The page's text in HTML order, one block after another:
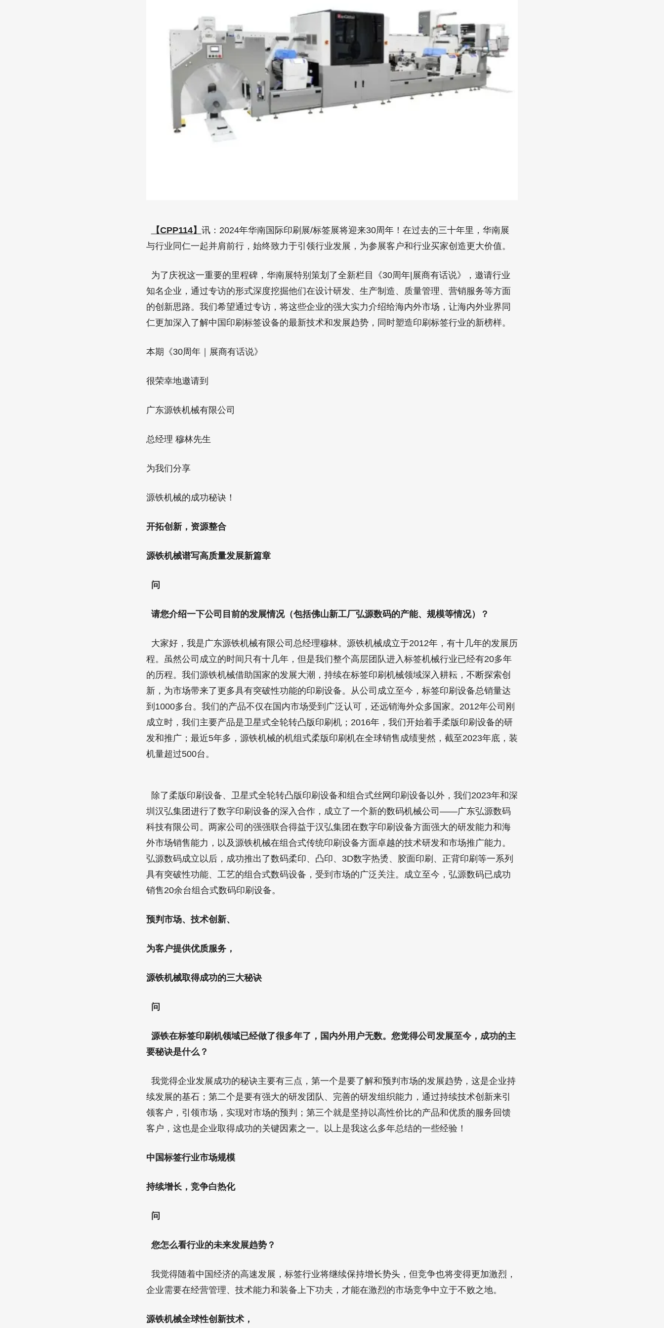
【CPP114】 讯：2024年华南国际印刷展/标签展将迎来30周年！在过去的三十年里，华南展
与行业同仁一起并肩前行，始终致力于引领行业发展，为参展客户和行业买家创造更大价值。
为了庆祝这一重要的里程碑，华南展特别策划了全新栏目《30周年|展商有话说》，邀请行业
知名企业，通过专访的形式深度挖掘他们在设计研发、生产制造、质量管理、营销服务等方面
的创新思路。我们希望通过专访，将这些企业的强大实力介绍给海内外市场，让海内外业界同
仁更加深入了解中国印刷标签设备的最新技术和发展趋势，同时塑造印刷标签行业的新榜样。
本期《30周年｜展商有话说》
很荣幸地邀请到
广东源铁机械有限公司
总经理 穆林先生
为我们分享
源铁机械的成功秘诀！
开拓创新，资源整合
源铁机械谱写高质量发展新篇章
问
请您介绍一下公司目前的发展情况（包括佛山新工厂弘源数码的产能、规模等情况）？
大家好，我是广东源铁机械有限公司总经理穆林。源铁机械成立于2012年，有十几年的发展历
程。虽然公司成立的时间只有十几年，但是我们整个高层团队进入标签机械行业已经有20多年
的历程。我们源铁机械借助国家的发展大潮，持续在标签印刷机械领域深入耕耘，不断探索创
新，为市场带来了更多具有突破性功能的印刷设备。从公司成立至今，标签印刷设备总销量达
到1000多台。我们的产品不仅在国内市场受到广泛认可，还远销海外众多国家。2012年公司刚
成立时，我们主要产品是卫星式全轮转凸版印刷机；2016年，我们开始着手柔版印刷设备的研
发和推广；最近5年多，源铁机械的机组式柔版印刷机在全球销售成绩斐然，截至2023年底，装
机量超过500台。
除了柔版印刷设备、卫星式全轮转凸版印刷设备和组合式丝网印刷设备以外，我们2023年和深
圳汉弘集团进行了数字印刷设备的深入合作，成立了一个新的数码机械公司——广东弘源数码
科技有限公司。两家公司的强强联合得益于汉弘集团在数字印刷设备方面强大的研发能力和海
外市场销售能力，以及源铁机械在组合式传统印刷设备方面卓越的技术研发和市场推广能力。
弘源数码成立以后，成功推出了数码柔印、凸印、3D数字热烫、胶面印刷、正背印刷等一系列
具有突破性功能、工艺的组合式数码设备，受到市场的广泛关注。成立至今，弘源数码已成功
销售20余台组合式数码印刷设备。
预判市场、技术创新、
为客户提供优质服务，
源铁机械取得成功的三大秘诀
问
源铁在标签印刷机领域已经做了很多年了，国内外用户无数。您觉得公司发展至今，成功的主
要秘诀是什么？
我觉得企业发展成功的秘诀主要有三点，第一个是要了解和预判市场的发展趋势，这是企业持
续发展的基石；第二个是要有强大的研发团队、完善的研发组织能力，通过持续技术创新来引
领客户，引领市场，实现对市场的预判；第三个就是坚持以高性价比的产品和优质的服务回馈
客户，这也是企业取得成功的关键因素之一。以上是我这么多年总结的一些经验！
中国标签行业市场规模
持续增长，竞争白热化
问
您怎么看行业的未来发展趋势？
我觉得随着中国经济的高速发展，标签行业将继续保持增长势头，但竞争也将变得更加激烈，
企业需要在经营管理、技术能力和装备上下功夫，才能在激烈的市场竞争中立于不败之地。
源铁机械全球性创新技术，